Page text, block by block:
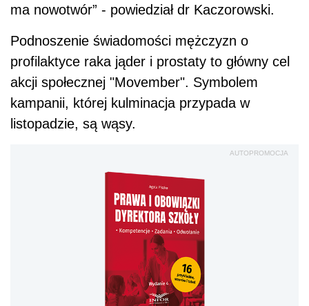
ma nowotwór” - powiedział dr Kaczorowski.
Podnoszenie świadomości mężczyzn o
profilaktyce raka jąder i prostaty to główny cel
akcji społecznej "Movember". Symbolem
kampanii, której kulminacja przypada w
listopadzie, są wąsy.
AUTOPROMOCJA